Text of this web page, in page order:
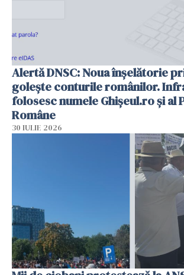
Alertă DNSC: Noua înșelătorie
golește conturile românilor.
folosesc numele Ghișeul.ro și al
Române
30 IULIE 2026